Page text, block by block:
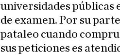
universidades públicas
de examen. Por su
pataleo cuando
sus peticiones es